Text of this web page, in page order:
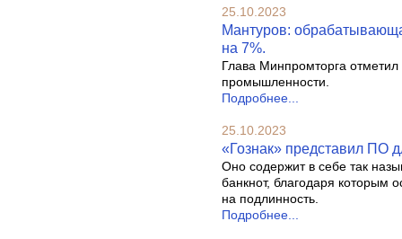
25.10.2023
Мантуров:
на 7%.
Глава Минпромторга
промышленности.
Подробнее...
25.10.2023
«Гознак» представил ПО
Оно содержит в себе так
банкнот, благодаря которым
на подлинность.
Подробнее...